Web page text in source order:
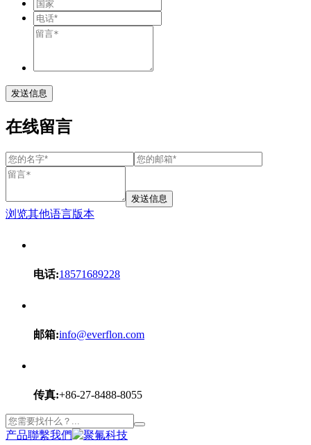
发送信息
在线留言
发送信息
浏览其他语言版本
电话:18571689228
邮箱:info@everflon.com
传真:+86-27-8488-8055
产品聯繫我們